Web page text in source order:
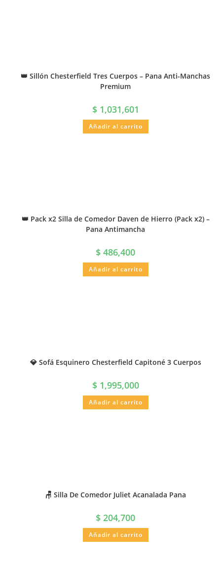
👑 Sillón Chesterfield Tres Cuerpos – Pana Anti-Manchas
Premium
$1,031,601
Añadir al carrito
👑 Pack x2 Silla de Comedor Daven de Hierro (Pack x2) –
Pana Antimancha
$ 486,400
Añadir al carrito
💎 Sofá Esquinero Chesterfield Capitoné 3 Cuerpos
$1,995,000
Añadir al carrito
🪑 Silla De Comedor Juliet Acanalada Pana
$ 204,700
Añadir al carrito